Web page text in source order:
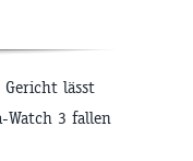
Gericht lässt
Watch 3 fallen